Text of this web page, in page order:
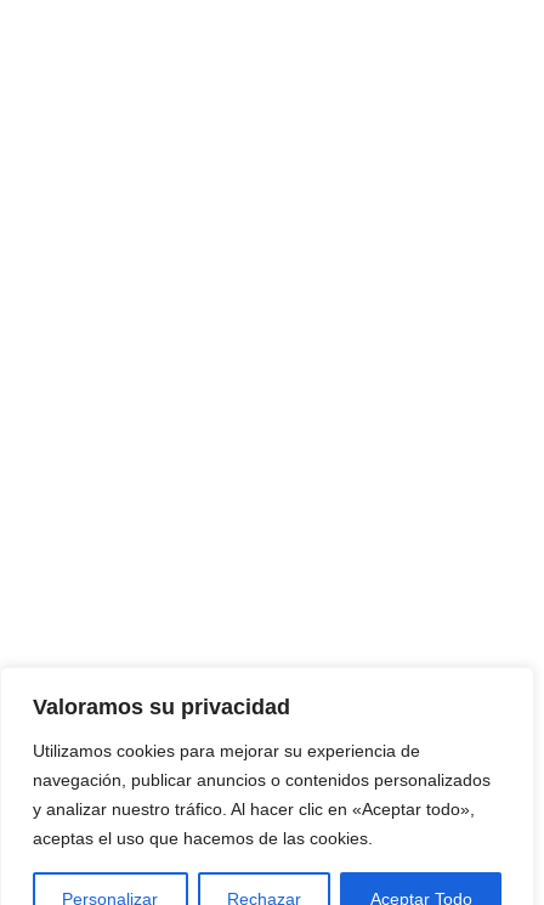
Valoramos su privacidad
Utilizamos cookies para mejorar su experiencia de
navegación, publicar anuncios o contenidos personalizados
y analizar nuestro tráfico. Al hacer clic en «Aceptar todo»,
aceptas el uso que hacemos de las cookies.
Personalizar Rechazar Aceptar Todo